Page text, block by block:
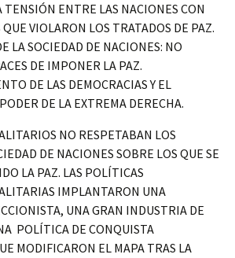
ENTRE LAS NACIONES CON
VIOLARON LOS TRATADOS DE PAZ.
LA SOCIEDAD DE NACIONES: NO
DE IMPONER LA PAZ.
DE LAS DEMOCRACIAS Y EL
DE LA EXTREMA DERECHA.
NO RESPETABAN LOS
DE NACIONES SOBRE LOS QUE SE
LA PAZ. LAS POLÍTICAS
IMPLANTARON UNA
UNA GRAN INDUSTRIA DE
POLÍTICA DE CONQUISTA
MODIFICARON EL MAPA TRAS LA